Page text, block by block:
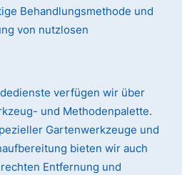
Behandlungsmethode und
von nutzlosen
verfügen wir über
und Methodenpalette.
Gartenwerkzeuge und
bieten wir auch
Entfernung und